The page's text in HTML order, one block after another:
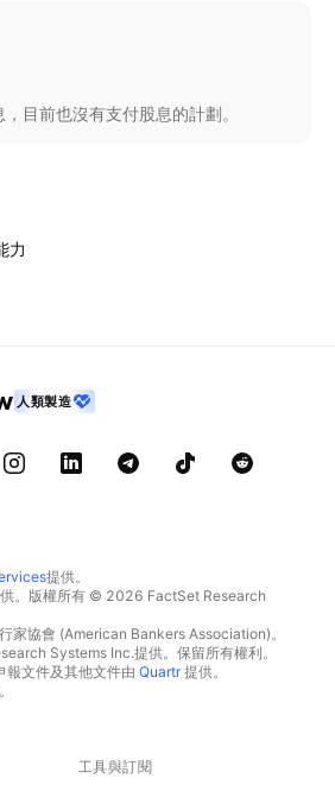
目前也沒有支付股息的計劃。
力
人類製造
提供。
。版權所有 © 2026 FactSet Research
家協會 (American Bankers Association)。
Systems Inc.提供。保留所有權利。
報文件及其他文件由 Quartr提供。
工具與訂閱